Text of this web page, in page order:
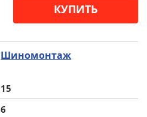
КУПИТЬ
Шиномонтаж
15
6